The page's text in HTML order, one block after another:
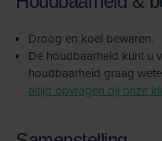
Droog en koel bewaren.
De houdbaarheid kunt u
houdbaarheid graag
altijd opvragen bij onze